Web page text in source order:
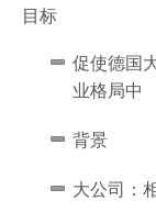
目标
促使德国
业格局中
背景
大公司：